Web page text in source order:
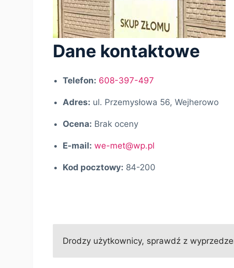
Dane kontaktowe
Telefon: 608-397-497
Adres: ul. Przemysłowa 56, Wejherowo
Ocena: Brak oceny
E-mail: we-met@wp.pl
Kod pocztowy: 84-200
Drodzy użytkownicy, sprawdź z